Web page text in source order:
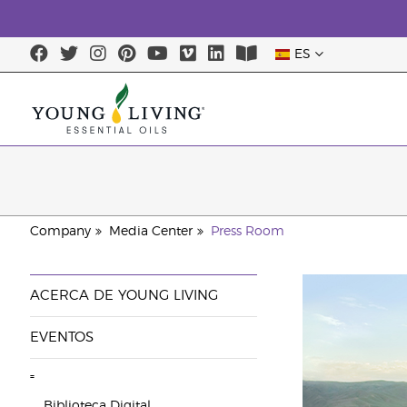
ES
Company Media Center Press Room
ACERCA DE YOUNG LIVING
EVENTOS
=